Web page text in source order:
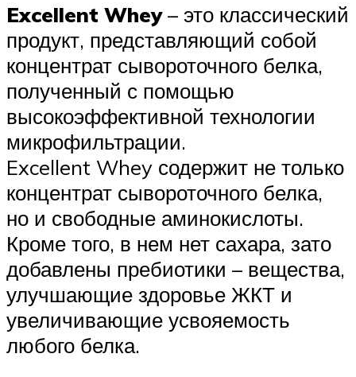
Excellent Whey– это классический
продукт, представляющий собой
концентрат сывороточного белка,
полученный с помощью
высокоэффективной технологии
микрофильтрации.
Excellent Whey содержит не только
концентрат сывороточного белка,
но и свободные аминокислоты.
Кроме того, в нем нет сахара, зато
добавлены пребиотики – вещества,
улучшающие здоровье ЖКТ и
увеличивающие усвояемость
любого белка.